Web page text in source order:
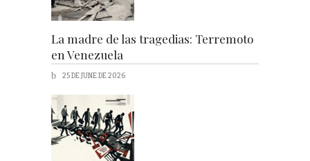
La madre de las tragedias: Terremoto
en Venezuela
25 DE JUNE DE 2026